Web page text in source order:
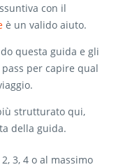
con il
è un valido aiuto.
questa guida e gli
per capire qual
strutturato qui,
della guida.
3, 4 o al massimo